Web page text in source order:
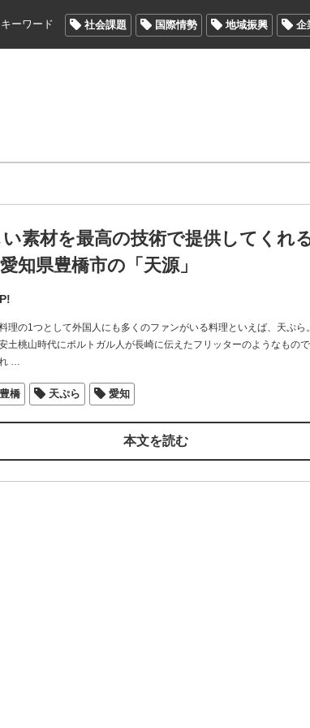
ーワード 社会課題 国際情勢 地域振興 企
素材を最高の技術で提供してくれ
知県豊橋市の「天源」
理の1つとして外国人にも多くのファンがいる料理といえば、天ぷら
土桃山時代にポルトガル人が長崎に伝えたフリッターのようなもの
…
橋 天ぷら 愛知
本文を読む